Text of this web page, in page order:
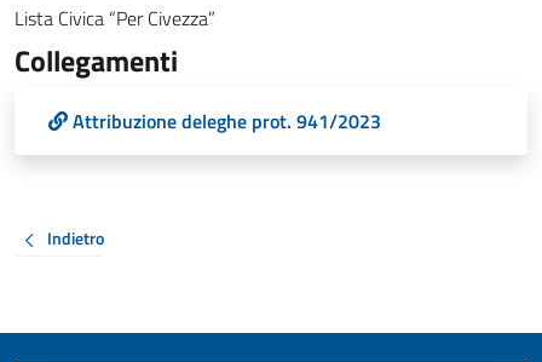
Lista Civica “Per Civezza”
Collegamenti
Attribuzione deleghe prot. 941/2023
Indietro